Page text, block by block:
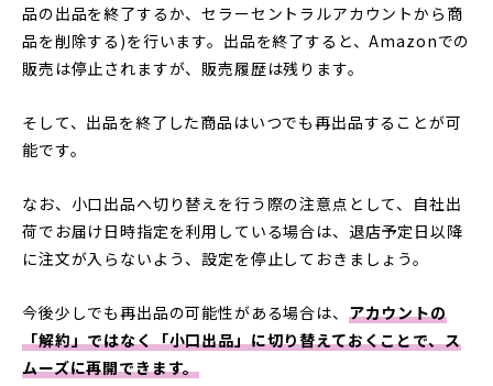
品の出品を終了するか、セラーセントラルアカウントから商
品を削除する)を行います。出品を終了すると、Amazonでの
販売は停止されますが、販売履歴は残ります。
そして、出品を終了した商品はいつでも再出品することが可
能です。
なお、小口出品へ切り替えを行う際の注意点として、自社出
荷でお届け日時指定を利用している場合は、退店予定日以降
に注文が入らないよう、設定を停止しておきましょう。
今後少しでも再出品の可能性がある場合は、 アカウントの
「解約」ではなく「小口出品」に切り替えておくことで、ス
ムーズに再開できます。